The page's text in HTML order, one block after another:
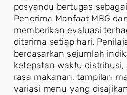
posyandu bertugas
Penerima Manfaat MBG
memberikan evaluasi
diterima setiap hari.
berdasarkan sejumlah
ketepatan waktu distribusi,
rasa makanan, tampilan
variasi menu yang